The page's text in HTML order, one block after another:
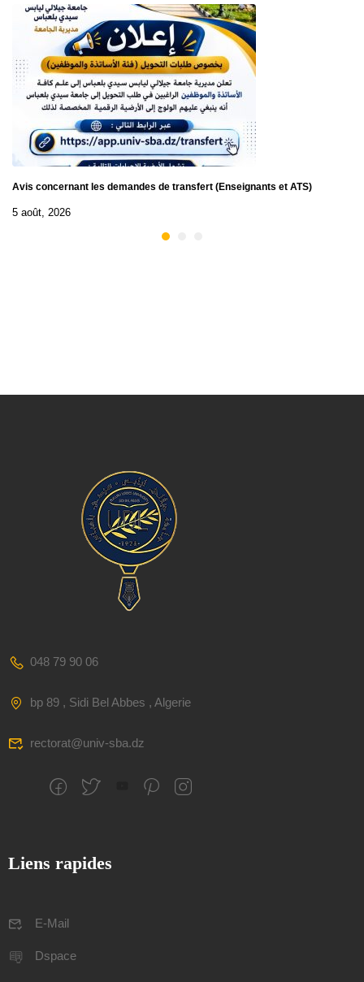
Avis concernant les demandes de transfert (Enseignants et ATS)
5 août, 2026
048 79 90 06
bp 89 , Sidi Bel Abbes , Algerie
rectorat@univ-sba.dz
Liens rapides
E-Mail
Dspace